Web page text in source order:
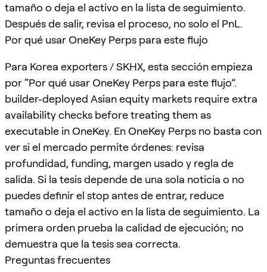
tamaño o deja el activo en la lista de seguimiento.
Después de salir, revisa el proceso, no solo el PnL.
Por qué usar OneKey Perps para este flujo
Para Korea exporters / SKHX, esta sección empieza
por “Por qué usar OneKey Perps para este flujo”.
builder-deployed Asian equity markets require extra
availability checks before treating them as
executable in OneKey. En OneKey Perps no basta con
ver si el mercado permite órdenes: revisa
profundidad, funding, margen usado y regla de
salida. Si la tesis depende de una sola noticia o no
puedes definir el stop antes de entrar, reduce
tamaño o deja el activo en la lista de seguimiento. La
primera orden prueba la calidad de ejecución; no
demuestra que la tesis sea correcta.
Preguntas frecuentes